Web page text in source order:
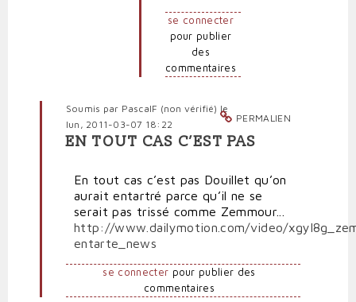
se connecter
pour publier
des
commentaires
PERMALIEN
Soumis par PascalF (non vérifié) le
lun, 2011-03-07 18:22
En
Douillet
sur
la
réserve?
par
Citoyenlambda
EN TOUT CAS C’EST PAS
En tout cas c’est pas Douillet qu’on
aurait entartré parce qu’il ne se
serait pas trissé comme Zemmour...
http://www.dailymotion.com/video/
entarte_news
se connecter pour publier des
commentaires